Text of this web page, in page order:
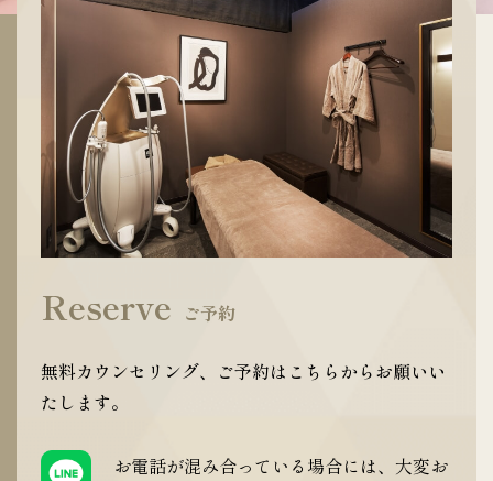
Reserve ご予約
無料カウンセリング、ご予約はこちらからお願いい
たします。
お電話が混み合っている場合には、大変お